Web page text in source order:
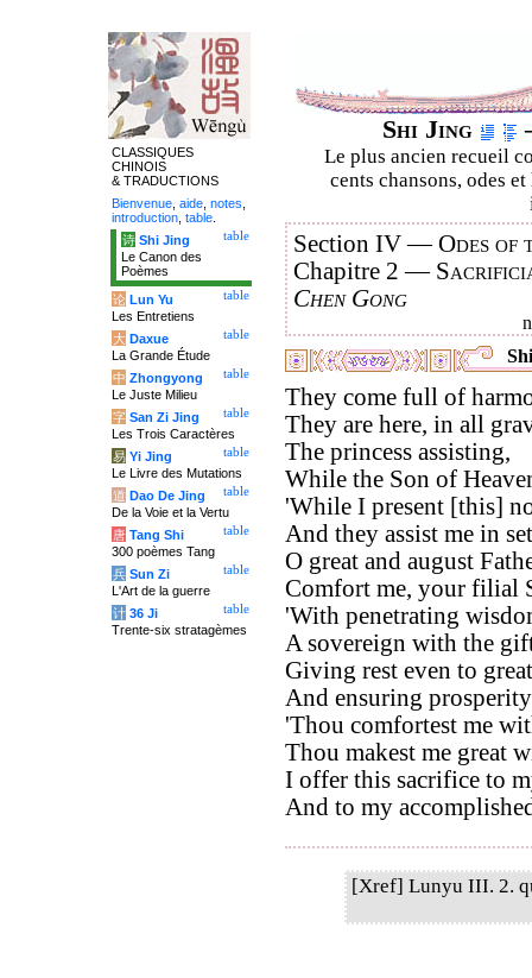
Shi Jing
Le plus ancien recueil
cents chansons, odes
Section IV —Odes of
Chapitre 2 —
Chen Gong
They come full of
They are here, in all
The princess assisting,
While the Son of
'While I present [this]
And they assist me in
O great and august
Comfort me, your filial
'With penetrating
A sovereign with the
Giving rest even to
And ensuring
'Thou comfortest me
Thou makest me great
I offer this sacrifice to
And to my
[Xref] Lunyu III. 2.
CLASSIQUES
CHINOIS
& TRADUCTIONS
Bienvenue aide notes
introduction table
table
诗 Shi Jing
Le Canon des
Poèmes
table
论 Lun Yu
Les Entretiens
table
大 Daxue
La Grande Étude
table
中 Zhongyong
Le Juste Milieu
table
字 San Zi Jing
Les Trois Caractères
table
易 Yi Jing
Le Livre des Mutations
table
道 Dao De Jing
De la Voie et la Vertu
table
唐 Tang Shi
300 poèmes Tang
table
兵 Sun Zi
L'Art de la guerre
table
计 36 Ji
Trente-six stratagèmes